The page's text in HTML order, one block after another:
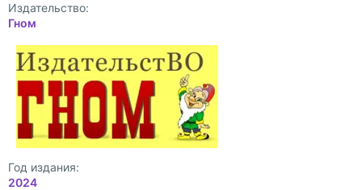
Издательство:
Гном
Год издания:
2024